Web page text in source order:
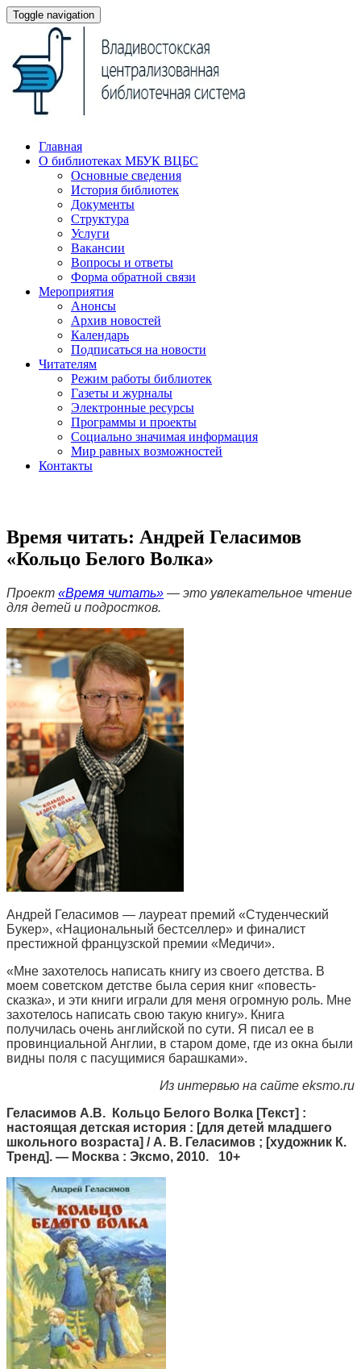
Toggle navigation
Главная
О библиотеках МБУК ВЦБС
Основные сведения
История библиотек
Документы
Структура
Услуги
Вакансии
Вопросы и ответы
Форма обратной связи
Мероприятия
Анонсы
Архив новостей
Календарь
Подписаться на новости
Читателям
Режим работы библиотек
Газеты и журналы
Электронные ресурсы
Программы и проекты
Социально значимая информация
Мир равных возможностей
Контакты
Время читать: Андрей Геласимов
«Кольцо Белого Волка»
Проект «Время читать» — это увлекательное чтение
для детей и подростков.
Андрей Геласимов — лауреат премий «Студенческий
Букер», «Национальный бестселлер» и финалист
престижной французской премии «Медичи».
«Мне захотелось написать книгу из своего детства. В
моем советском детстве была серия книг «повесть-
сказка», и эти книги играли для меня огромную роль. Мне
захотелось написать свою такую книгу». Книга
получилась очень английской по сути. Я писал ее в
провинциальной Англии, в старом доме, где из окна были
видны поля с пасущимися барашками».
Из интервью на сайте eksmo.ru
Геласимов А.В. Кольцо Белого Волка [Текст] :
настоящая детская история : [для детей младшего
школьного возраста] / А. В. Геласимов ; [художник К.
Тренд]. — Москва : Эксмо, 2010. 10+